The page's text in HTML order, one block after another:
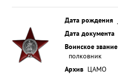
Дата рождения
Дата документа
Воинское звание
полковник
Архив ЦАМО